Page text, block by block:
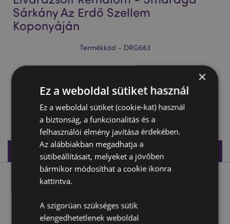
Sárkány Az Erdő Szellem
Koponyáján
Termékkód - DRG563
Az árak megtekintéséhez lépj be
Az árak megtekintése
Termékleírás
Termékleírás
Elvarázsolt Rémálom - Smaragd Sárkány Az Erdő Szellem
Koponyáján
×
Ez a weboldal sütiket használ
Ez a weboldal sütiket (cookie-kat) használ
a biztonság, a funkcionalitás és a
felhasználói élmény javítása érdekében.
Az alábbiakban megadhatja a
sütibeállításait, melyeket a jövőben
bármikor módosíthat a cookie ikonra
kattintva.
A szigorúan szükséges sütik
elengedhetetlenek weboldal